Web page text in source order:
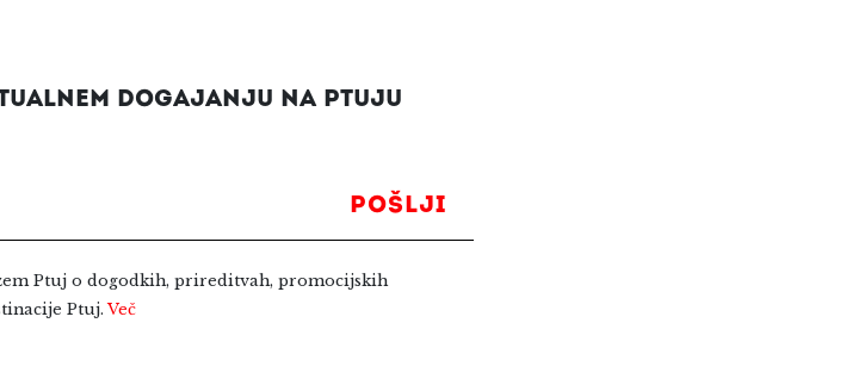
DOGAJANJU NA PTUJU
POŠLJI
Ptuj o dogodkih, prireditvah, promocijskih
Ptuj.Več